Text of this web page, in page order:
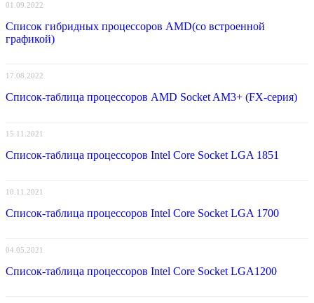
01.09.2022
Список гибридных процессоров AMD(со встроенной
графикой)
17.08.2022
Список-таблица процессоров AMD Socket AM3+ (FX-серия)
15.11.2021
Список-таблица процессоров Intel Core Socket LGA 1851
10.11.2021
Список-таблица процессоров Intel Core Socket LGA 1700
04.05.2021
Список-таблица процессоров Intel Core Socket LGA1200